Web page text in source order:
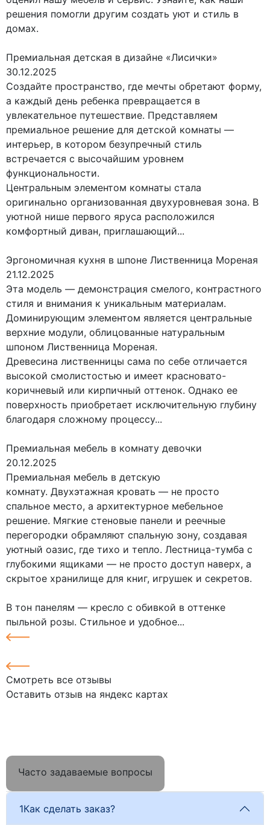
решения помогли другим создать уют и стиль в
домах.
Премиальная детская в дизайне «Лисички»
30.12.2025
Создайте пространство, где мечты обретают форму,
а каждый день ребенка превращается в
увлекательное путешествие. Представляем
премиальное решение для детской комнаты —
интерьер, в котором безупречный стиль
встречается с высочайшим уровнем
функциональности.
Центральным элементом комнаты стала
оригинально организованная двухуровневая зона. В
уютной нише первого яруса расположился
комфортный диван, приглашающий...
Эргономичная кухня в шпоне Лиственница Мореная
21.12.2025
Эта модель — демонстрация смелого, контрастного
стиля и внимания к уникальным материалам.
Доминирующим элементом является центральные
верхние модули, облицованные натуральным
шпоном Лиственница Мореная.
Древесина лиственницы сама по себе отличается
высокой смолистостью и имеет красновато-
коричневый или кирпичный оттенок. Однако ее
поверхность приобретает исключительную глубину
благодаря сложному процессу...
Премиальная мебель в комнату девочки
20.12.2025
Премиальная мебель в детскую
комнату. Двухэтажная кровать — не просто
спальное место, а архитектурное мебельное
решение. Мягкие стеновые панели и реечные
перегородки обрамляют спальную зону, создавая
уютный оазис, где тихо и тепло. Лестница-тумба с
глубокими ящиками — не просто доступ наверх, а
скрытое хранилище для книг, игрушек и секретов.
В тон панелям — кресло с обивкой в оттенке
пыльной розы. Стильное и удобное...
Смотреть все отзывы
Оставить отзыв на яндекс картах
Часто задаваемые вопросы
1Как сделать заказ?